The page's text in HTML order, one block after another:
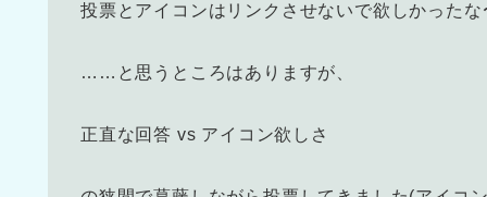
投票とアイコンはリンクさせないで欲しかったな
……と思うところはありますが、
正直な回答 vs アイコン欲しさ